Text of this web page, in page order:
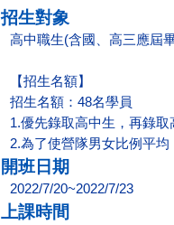
招生對象
高中職生(含國、高三應屆
【招生名額】
招生名額：48名學員
1.優先錄取高中生，再錄取
2.為了使營隊男女比例平均
開班日期
2022/7/20~2022/7/23
上課時間